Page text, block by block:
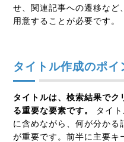
せ、関連記事への遷移など
用意することが必要です。
タイトル作成のポイ
タイトルは、検索結果でク
る重要な要素です。
タイ
に含めながら、何が分かる
が重要です。前半に主要キ